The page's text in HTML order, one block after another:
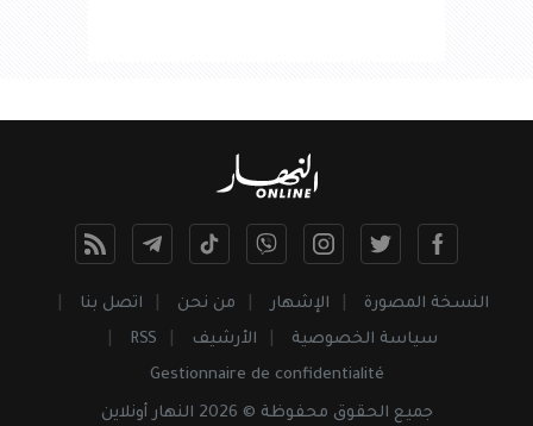
النسخة المصورة الإشهار من نحن
اتصل بنا
سياسة الخصوصية
الأرشيف
RSS
Gestionnaire de confidentialité
جميع الحقوق محفوظة © 2026 النهار أونلاين